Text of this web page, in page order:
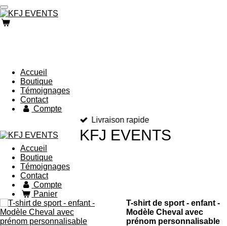
Passer
au
contenu
Accueil
Boutique
Témoignages
Contact
Compte
Livraison rapide
KFJ EVENTS
Accueil
Boutique
Témoignages
Contact
Compte
Panier
T-shirt de sport - enfant -
Modèle Cheval avec
prénom personnalisable